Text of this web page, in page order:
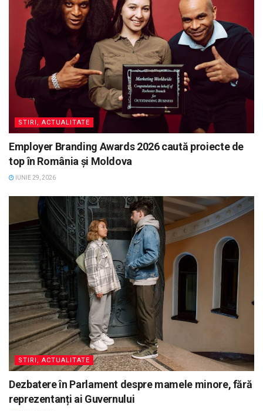
STIRI, ACTUALITATE
Employer Branding Awards 2026 caută proiecte de
top în România și Moldova
IUNIE 29, 2026
STIRI, ACTUALITATE
Dezbatere în Parlament despre mamele minore, fără
reprezentanți ai Guvernului